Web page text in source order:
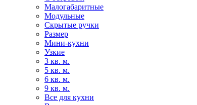
Малогабаритные
Модульные
Скрытые ручки
Размер
Мини-кухни
Узкие
3 кв. м.
5 кв. м.
6 кв. м.
9 кв. м.
Все для кухни